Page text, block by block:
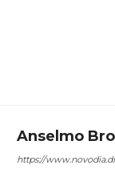
Anselmo
https://